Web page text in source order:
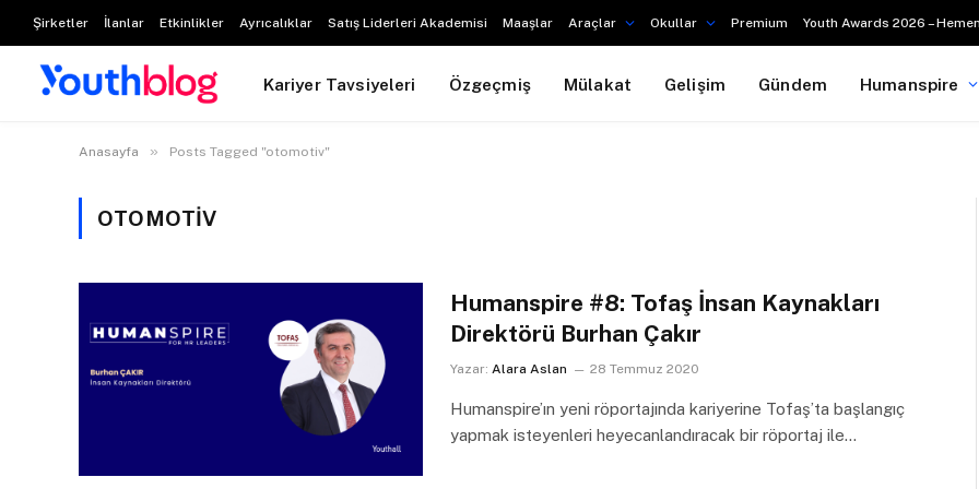
Şirketler İlanlar Etkinlikler Ayrıcalıklar Satış Liderleri Akademisi Maaşlar Araçlar Okullar Premium Youth Awards 2026 –
Kariyer Tavsiyeleri Özgeçmiş Mülakat Gelişim Gündem Humanspire
Anasayfa » Posts Tagged "otomotiv"
OTOMOTIV
Humanspire #8: Tofaş İnsan Kaynakları
Direktörü Burhan Çakır
Yazar: Alara Aslan 28 Temmuz 2020
Humanspire’ın yeni röportajında kariyerine Tofaş’ta başlangıç
yapmak isteyenleri heyecanlandıracak bir röportaj ile…